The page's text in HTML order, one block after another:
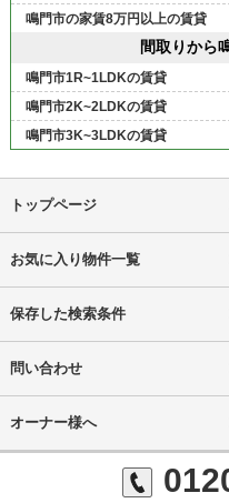
鳴門市の家賃8万円以上の賃貸
間取りから
鳴門市1R~1LDKの賃貸
鳴門市2K~2LDKの賃貸
鳴門市3K~3LDKの賃貸
トップページ
お気に入り物件一覧
保存した検索条件
問い合わせ
オーナー様へ